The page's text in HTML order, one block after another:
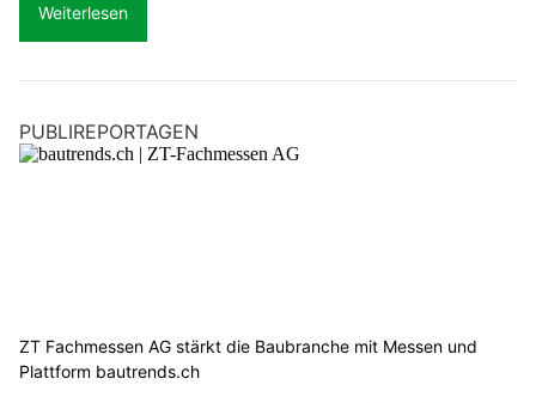
Weiterlesen
PUBLIREPORTAGEN
ZT Fachmessen AG stärkt die Baubranche mit Messen und
Plattform bautrends.ch